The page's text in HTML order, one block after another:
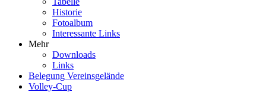
Historie
Fotoalbum
Interessante Links
Mehr
Downloads
Links
Belegung Vereinsgelände
Volley-Cup